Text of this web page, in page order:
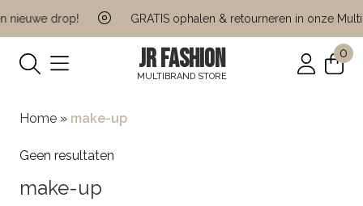
nieuwe drop! GRATIS ophalen & retourneren in onze Multi
JR FASHION
MULTIBRAND STORE
0
Home » make-up
Geen resultaten
make-up